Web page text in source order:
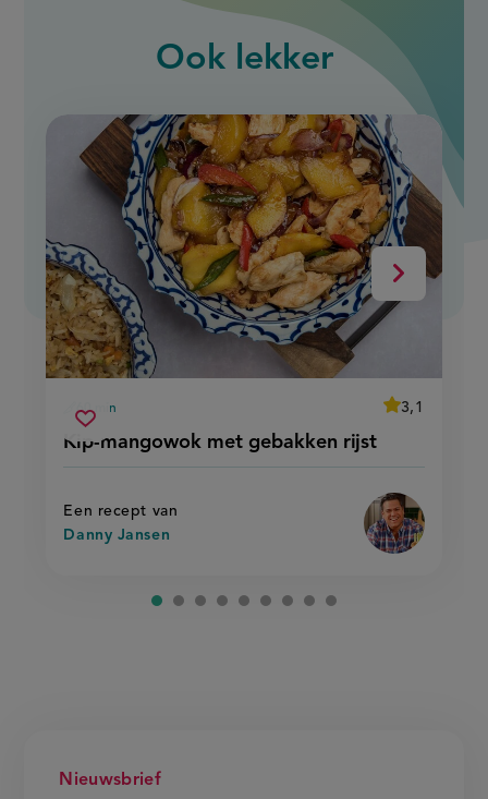
Ook lekker
Volgende
Kip-mangowok met gebakken rijst
voorbereidingstijd
60 min
average
3,1
Beoordeel
met
rijst'
Een recept van
Danny Jansen
Sla
recept
kip-
mangowok
met
rijst
Nieuwsbrief